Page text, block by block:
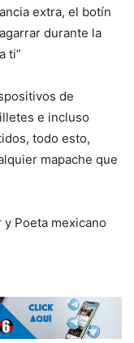
extra, el botín
durante la
ti”
de
e incluso
todo esto,
mapache que
Poeta mexicano